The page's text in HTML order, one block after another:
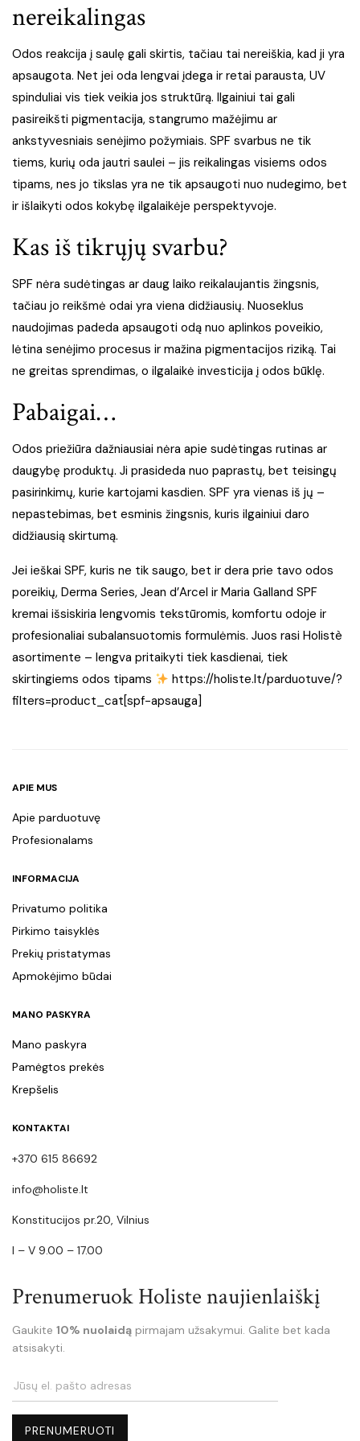
nereikalingas
Odos reakcija į saulę gali skirtis, tačiau tai nereiškia, kad ji yra
apsaugota. Net jei oda lengvai įdega ir retai parausta, UV
spinduliai vis tiek veikia jos struktūrą. Ilgainiui tai gali
pasireikšti pigmentacija, stangrumo mažėjimu ar
ankstyvesniais senėjimo požymiais. SPF svarbus ne tik
tiems, kurių oda jautri saulei – jis reikalingas visiems odos
tipams, nes jo tikslas yra ne tik apsaugoti nuo nudegimo, bet
ir išlaikyti odos kokybę ilgalaikėje perspektyvoje.
Kas iš tikrųjų svarbu?
SPF nėra sudėtingas ar daug laiko reikalaujantis žingsnis,
tačiau jo reikšmė odai yra viena didžiausių. Nuoseklus
naudojimas padeda apsaugoti odą nuo aplinkos poveikio,
lėtina senėjimo procesus ir mažina pigmentacijos riziką. Tai
ne greitas sprendimas, o ilgalaikė investicija į odos būklę.
Pabaigai…
Odos priežiūra dažniausiai nėra apie sudėtingas rutinas ar
daugybę produktų. Ji prasideda nuo paprastų, bet teisingų
pasirinkimų, kurie kartojami kasdien. SPF yra vienas iš jų –
nepastebimas, bet esminis žingsnis, kuris ilgainiui daro
didžiausią skirtumą.
Jei ieškai SPF, kuris ne tik saugo, bet ir dera prie tavo odos
poreikių, Derma Series, Jean d’Arcel ir Maria Galland SPF
kremai išsiskiria lengvomis tekstūromis, komfortu odoje ir
profesionaliai subalansuotomis formulėmis. Juos rasi Holistè
asortimente – lengva pritaikyti tiek kasdienai, tiek
skirtingiems odos tipams
https://holiste.lt/parduotuve/?
filters=product_cat[spf-apsauga]
APIE MUS
Apie parduotuvę
Profesionalams
INFORMACIJA
Privatumo politika
Pirkimo taisyklės
Prekių pristatymas
Apmokėjimo būdai
MANO PASKYRA
Mano paskyra
Pamėgtos prekės
Krepšelis
KONTAKTAI
+370 615 86692
info@holiste.lt
Konstitucijos pr.20, Vilnius
I – V 9.00 – 17.00
Prenumeruok Holiste naujienlaiškį
Gaukite 10% nuolaidą pirmajam užsakymui. Galite bet kada
atsisakyti.